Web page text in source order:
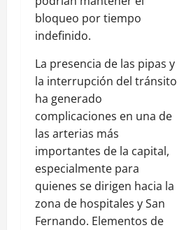
bloqueo por tiempo
indefinido.
La presencia de las pipas y
la interrupción del tránsito
ha generado
complicaciones en una de
las arterias más
importantes de la capital,
especialmente para
quienes se dirigen hacia la
zona de hospitales y San
Fernando. Elementos de